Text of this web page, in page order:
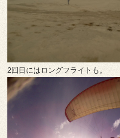
2回目にはロングフライトも。